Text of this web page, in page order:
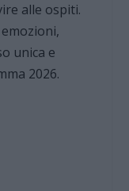
alle ospiti.
unica e
2026.